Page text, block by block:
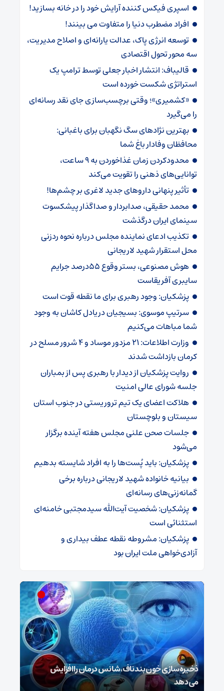
اسپری فیکس کننده آرایش خود را در خانه بسازید!
افراد مضطرب دنیا را متفاوت می بینند!
توسعه انرژی پاک، عدالت یارانه‌ای و اصلاح مدیریت،
سه محور تحول اقتصادی
قالیباف: انتشار اخبار جعلی توسط ترامپ یک
استراتژی شکست خورده است
«کشمیری»؛ وقتی برچسب‌سازی جای نقد رسانه‌ای
را می‌گیرد
بهترین نژادهای سگ نگهبان برای باغبانی:
محافظان وفادار باغ شما
محدودکردن زمان غذاخوردن به ۹ ساعت،
توانایی‌های ذهنی را تقویت می‌کند
تأثیر پنهانی داروهای جدید لاغری بر چشم‌ها!
محمد حقیقی، صدابردار و صداگذار پیشکسوت
سینمای ایران درگذشت
تکذیب ادعای نماینده مجلس درباره نحوه ردزنی
محل استقرار شهید لاریجانی
هوش مصنوعی، بستر وقوع 55درصد جرایم
سایبری آفریقاست
پزشکیان: وجود رهبری برای ما نقطه قوت است
سرتیپ موسوی: بسیجیان دریادل کاشان به وجود
شما مباهات می‌کنیم
وزارت اطلاعات: ۲۱ مزدور موساد و ۴ شرور مسلح در
کرمان بازداشت شدند
روایت پزشکیان از دیدار با رهبری پس از بمباران
جلسه شورای عالی امنیت
هلاکت اعضای یک تیم تروریستی در جنوب استان
سیستان و بلوچستان
جلسات صحن علنی مجلس هفته آینده برگزار
می‌شود
پزشکیان: باید پُست‌ها را به افراد شایسته بدهیم
بیانیه خانواده شهید لاریجانی درباره برخی
گمانه‌زنی‌های رسانه‌ای
پزشکیان: شخصیت آیت‌الله سیدمجتبی خامنه‌ای
استثنائی است
پزشکیان: مشروطه نقطه عطف بیداری و
آزادی‌خواهی ملت ایران بود
ذخیره‌سازی خون بند ناف، شانس درمان را افزایش
می‌دهد